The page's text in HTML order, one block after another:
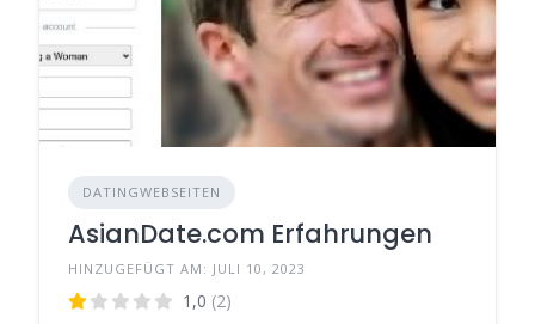
DATINGWEBSEITEN
AsianDate.com Erfahrungen
HINZUGEFÜGT AM: JULI 10, 2023
1,0 (2)